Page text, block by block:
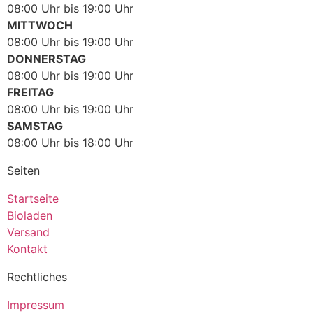
08:00 Uhr bis 19:00 Uhr
MITTWOCH
08:00 Uhr bis 19:00 Uhr
DONNERSTAG
08:00 Uhr bis 19:00 Uhr
FREITAG
08:00 Uhr bis 19:00 Uhr
SAMSTAG
08:00 Uhr bis 18:00 Uhr
Seiten
Startseite
Bioladen
Versand
Kontakt
Rechtliches
Impressum